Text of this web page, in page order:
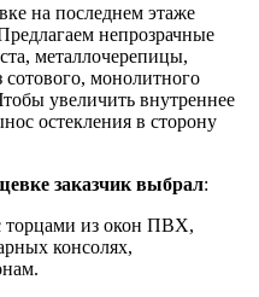
на последнем этаже
непрозрачные
металлочерепицы,
сотового, монолитного
увеличить внутреннее
остекления в сторону
заказчик выбрал:
торцами из окон ПВХ,
консолях,